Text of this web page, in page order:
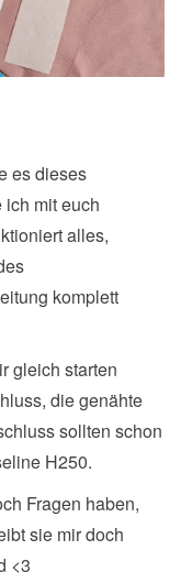
es dieses
ich mit euch
alles,
komplett
gleich starten
die genähte
sollten schon
H250.
Fragen haben,
sie mir doch
<3